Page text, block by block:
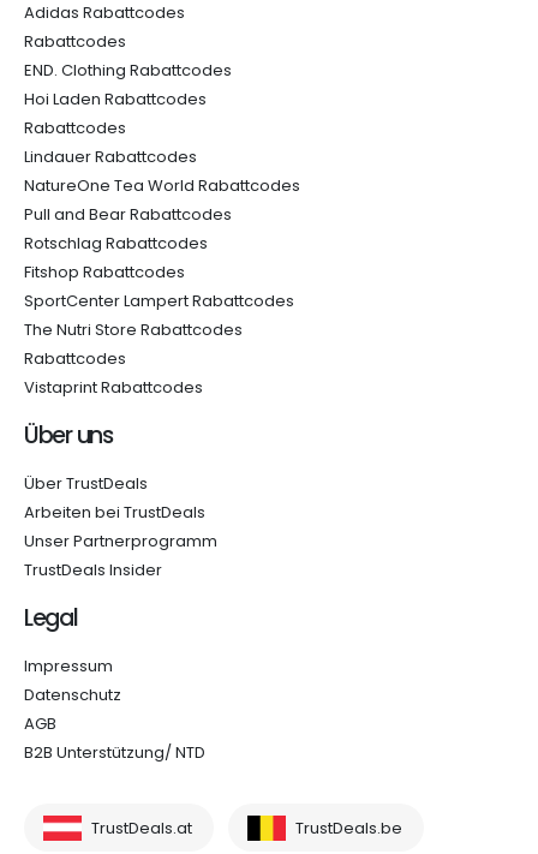
Adidas Rabattcodes
Rabattcodes
END. Clothing Rabattcodes
Hoi Laden Rabattcodes
Rabattcodes
Lindauer Rabattcodes
NatureOne Tea World Rabattcodes
Pull and Bear Rabattcodes
Rotschlag Rabattcodes
Fitshop Rabattcodes
SportCenter Lampert Rabattcodes
The Nutri Store Rabattcodes
Rabattcodes
Vistaprint Rabattcodes
Über uns
Über TrustDeals
Arbeiten bei TrustDeals
Unser Partnerprogramm
TrustDeals Insider
Legal
Impressum
Datenschutz
AGB
B2B Unterstützung/ NTD
TrustDeals.at TrustDeals.be